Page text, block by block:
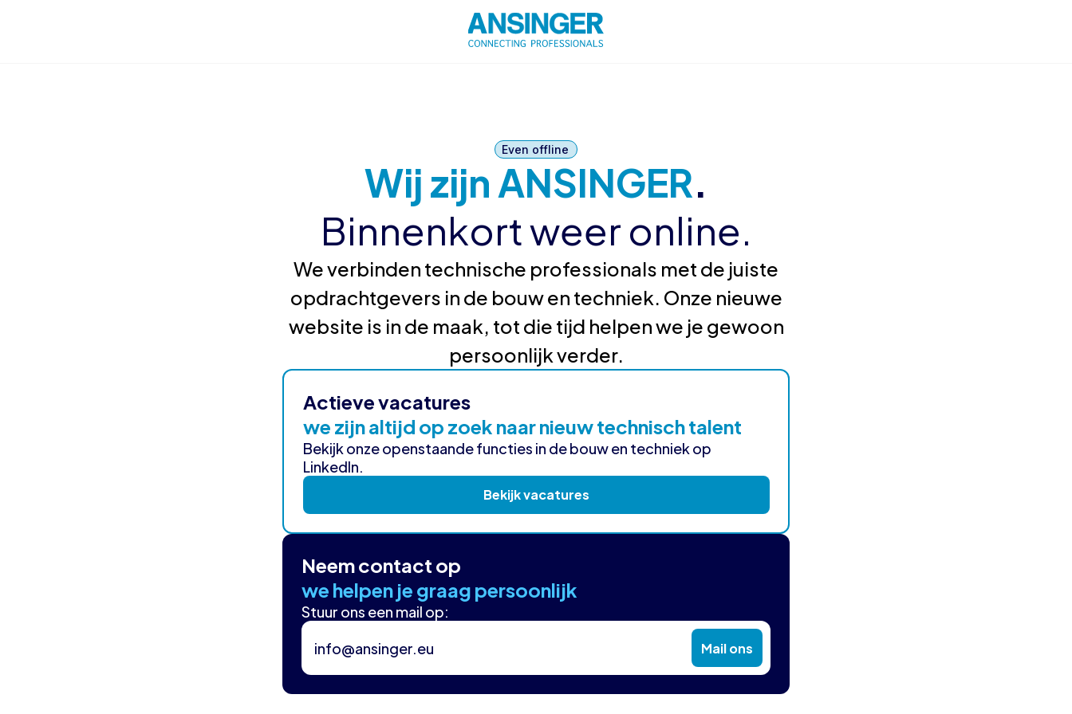
Even offline
Wij zijn ANSINGER.
Binnenkort weer online.
We verbinden technische professionals met de juiste
opdrachtgevers in de bouw en techniek. Onze nieuwe
website is in de maak, tot die tijd helpen we je gewoon
persoonlijk verder.
Actieve vacatures
we zijn altijd op zoek naar nieuw technisch talent
Bekijk onze openstaande functies in de bouw en techniek op
LinkedIn.
Bekijk vacatures
Neem contact op
we helpen je graag persoonlijk
Stuur ons een mail op:
info@ansinger.eu
Mail ons